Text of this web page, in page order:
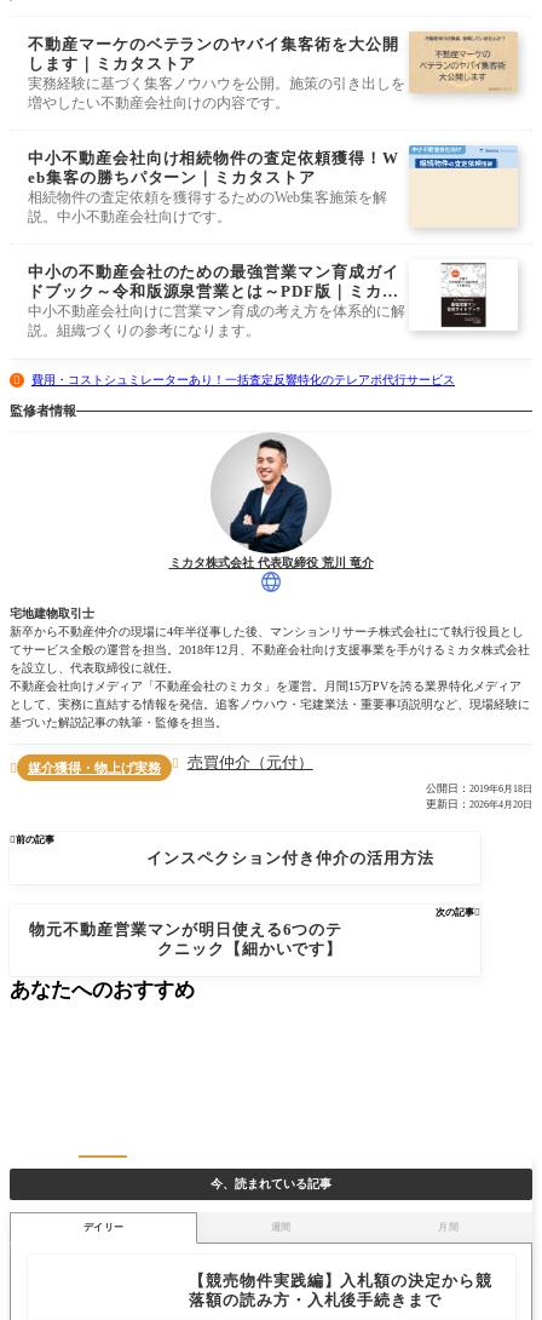
不動産マーケのベテランのヤバイ集客術を大公開
します｜ミカタストア
実務経験に基づく集客ノウハウを公開。施策の引き出しを
増やしたい不動産会社向けの内容です。
中小不動産会社向け相続物件の査定依頼獲得！W
eb集客の勝ちパターン｜ミカタストア
相続物件の査定依頼を獲得するためのWeb集客施策を解
説。中小不動産会社向けです。
中小の不動産会社のための最強営業マン育成ガイ
ドブック～令和版源泉営業とは～PDF版｜ミカタ
ストア
中小不動産会社向けに営業マン育成の考え方を体系的に解
説。組織づくりの参考になります。
費用・コストシュミレーターあり！一括査定反響特化のテレアポ代行サービス
監修者情報
ミカタ株式会社 代表取締役 荒川 竜介
宅地建物取引士
新卒から不動産仲介の現場に4年半従事した後、マンションリサーチ株式会社にて執行役員とし
てサービス全般の運営を担当。2018年12月、不動産会社向け支援事業を手がけるミカタ株式会社
を設立し、代表取締役に就任。
不動産会社向けメディア「不動産会社のミカタ」を運営。月間15万PVを誇る業界特化メディア
として、実務に直結する情報を発信。追客ノウハウ・宅建業法・重要事項説明など、現場経験に
基づいた解説記事の執筆・監修を担当。
 媒介獲得・物上げ実務  売買仲介（元付）
公開日： 2019年6月18日
更新日： 2026年4月20日
前の記事
インスペクション付き仲介の活用方法
次の記事
物元不動産営業マンが明日使える6つのテ
クニック【細かいです】
今、読まれている記事
デイリー 週間 月間
【競売物件実践編】入札額の決定から競
落額の読み方・入札後手続きまで
あなたへのおすすめ